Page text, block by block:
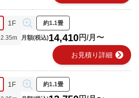
1F 約1.1畳
2.35m 月額(税込)14,410円/月〜
お見積り詳細 chevron_right
1F 約1.1畳